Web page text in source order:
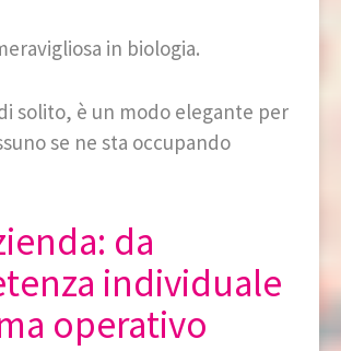
in biologia.
solito, è un modo elegante per
se ne sta occupando
da
individuale
operativo